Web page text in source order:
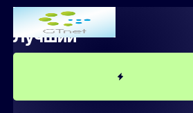
GTNet
Лучший